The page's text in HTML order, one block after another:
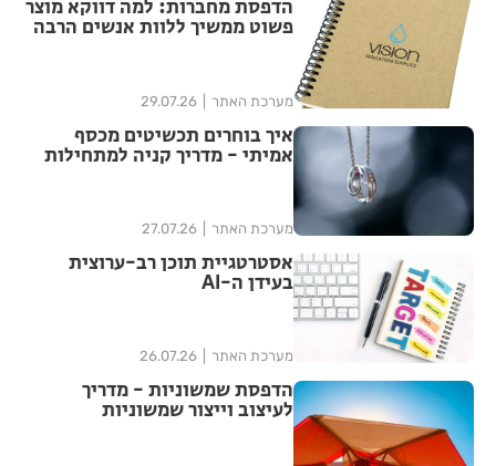
הדפסת מחברות: למה דווקא מוצר
פשוט ממשיך ללוות אנשים הרבה
מערכת האתר 29.07.26
איך בוחרים תכשיטים מכסף
אמיתי - מדריך קניה למתחילות
מערכת האתר 27.07.26
אסטרטגיית תוכן רב-ערוצית
בעידן ה-AI
מערכת האתר 26.07.26
הדפסת שמשוניות - מדריך
לעיצוב וייצור שמשוניות